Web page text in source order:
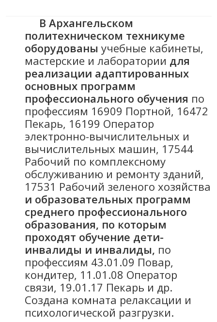
В Архангельском
политехническом техникуме
оборудованы учебные кабинеты,
мастерские и лаборатории для
реализации адаптированных
основных программ
профессионального обучения по
профессиям 16909 Портной, 16472
Пекарь, 16199 Оператор
электронно-вычислительных и
вычислительных машин, 17544
Рабочий по комплексному
обслуживанию и ремонту зданий,
17531 Рабочий зеленого хозяйства
и образовательных программ
среднего профессионального
образования, по которым
проходят обучение дети-
инвалиды и инвалиды, по
профессиям 43.01.09 Повар,
кондитер, 11.01.08 Оператор
связи, 19.01.17 Пекарь и др.
Создана комната релаксации и
психологической разгрузки.